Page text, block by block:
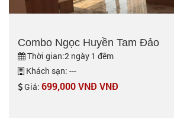
Combo Ngọc Huyền Tam Đảo
Thời gian:2 ngày 1 đêm
Khách sạn: ---
Giá: 699,000 VNĐ VNĐ